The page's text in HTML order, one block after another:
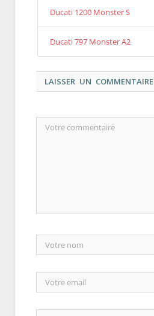
Ducati 1200 Monster S
Ducati 797 Monster A2
LAISSER UN COMMENTAIRE